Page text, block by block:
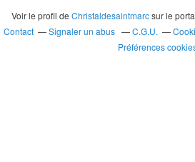
Voir le profil deChristaldesaintmarcsur le
Contact
Signaler un abus C.G.U.
Préférences